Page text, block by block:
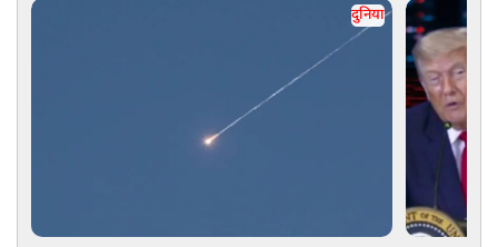
दुनिया